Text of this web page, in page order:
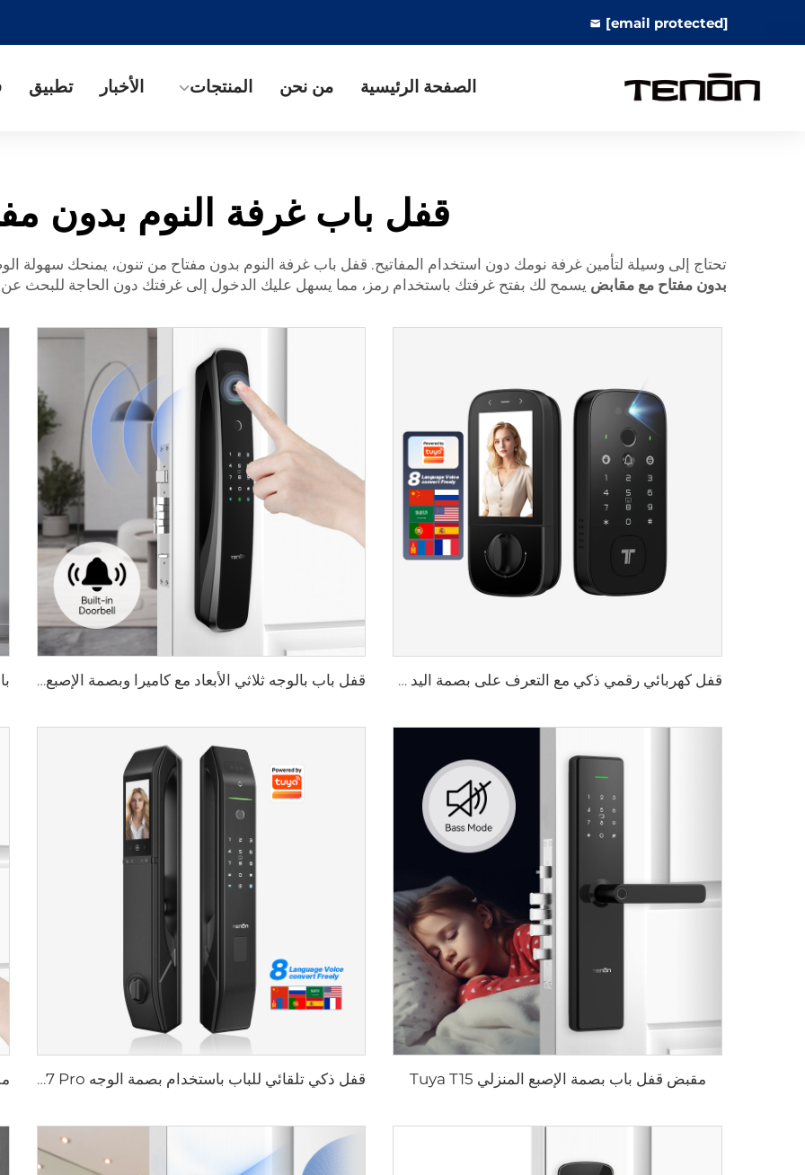
[email protected]
الصفحة الرئيسية من نحن المنتجات الأخبار تطبيق
قفل باب غرفة النوم بدون
تحتاج إلى وسيلة لتأمين غرفة نومك دون استخدام المفاتيح. قفل باب غرفة النوم بدون مفتاح من تنون، يمنحك سهولة
بدون مفتاح مع مقابض يسمح لك بفتح غرفتك باستخدام رمز، مما يسهل عليك الدخول إلى غرفتك دون الحاجة للبحث
قفل كهربائي رقمي ذكي مع التعرف على بصمة اليد والأوردة باستخدام البطاقة للمنزل Tenon K10 Pro قفل باب بالوجه ثلاثي الأبعاد مع كاميرا وبصمة الإصبع وكلمة المرور والأوردة Tenon A9 Pro
مقبض قفل باب بصمة الإصبع المنزلي Tuya T15 قفل ذكي تلقائي للباب باستخدام بصمة الوجه D7 Pro